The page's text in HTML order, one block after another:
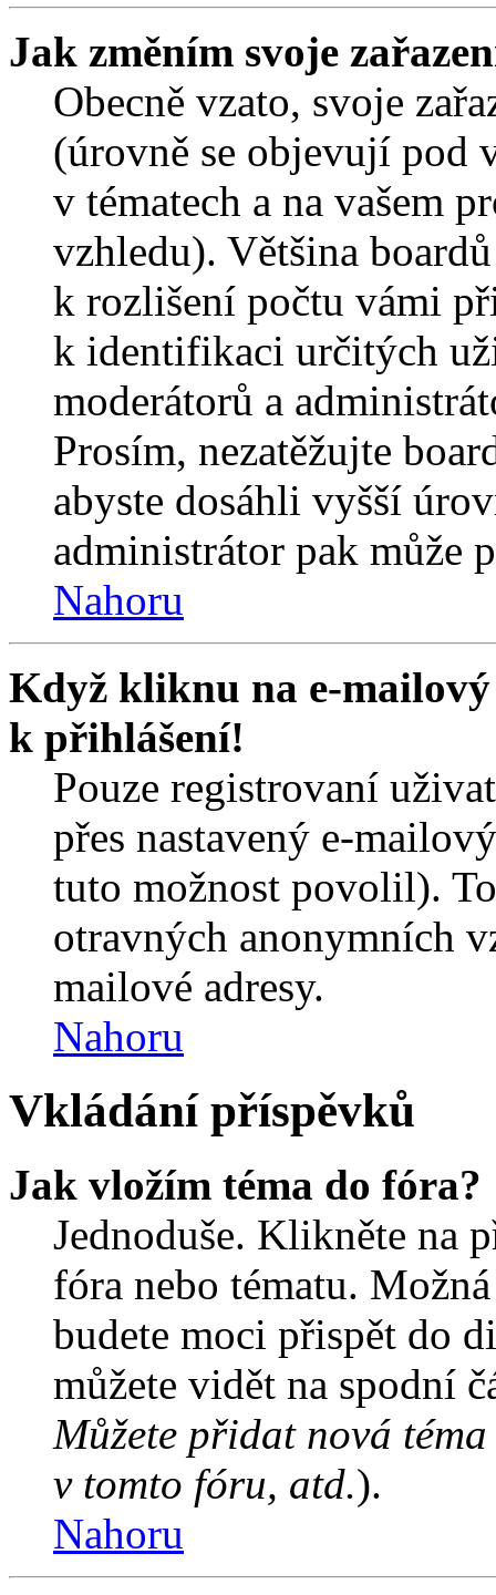
Jak změním svoje
Obecně vzato, svoje
(úrovně se objevují pod
v tématech a na vašem
vzhledu). Většina
k rozlišení počtu vámi
k identifikaci určitých
moderátorů a
Prosím, nezatěžujte
abyste dosáhli vyšší
administrátor pak může
Nahoru
Když kliknu na e-
k přihlášení!
Pouze registrovaní
přes nastavený e-
tuto možnost povolil).
otravných anonymních
mailové adresy.
Nahoru
Vkládání příspěvků
Jak vložím téma do fóra?
Jednoduše. Klikněte na
fóra nebo tématu.
budete moci přispět do
můžete vidět na spodní
Můžete přidat nová
v tomto fóru, atd.).
Nahoru